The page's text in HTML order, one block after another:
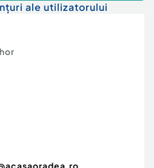
ale utilizatorului